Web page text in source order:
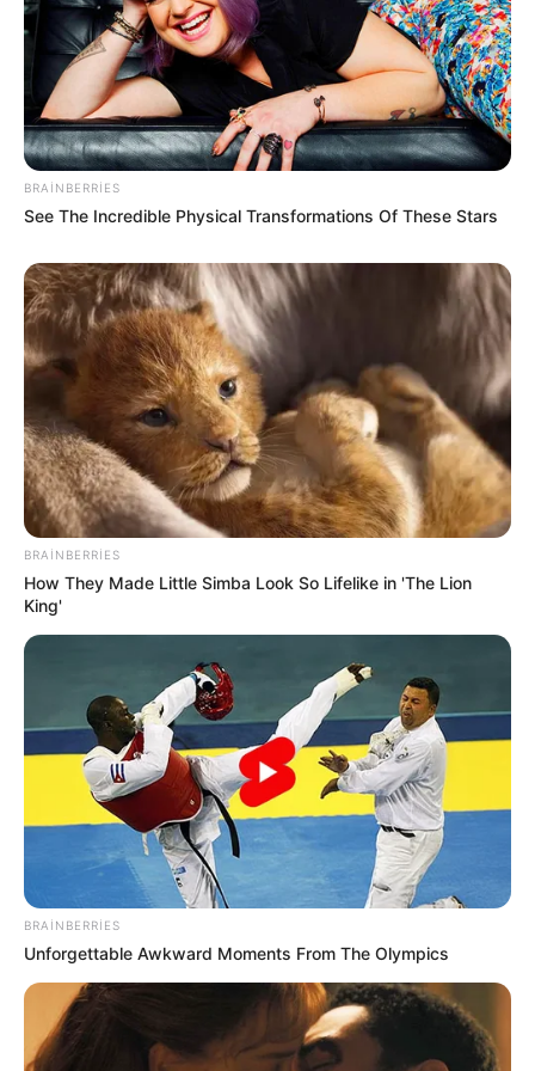
Digər xəbərlər
DÜNYA
İndoneziya sahillərində zəlzələ oldu
BRAINBERRIES
See The Incredible Physical Transformations Of These Stars
BRAINBERRIES
How They Made Little Simba Look So Lifelike in 'The Lion
King'
BRAINBERRIES
Unforgettable Awkward Moments From The Olympics